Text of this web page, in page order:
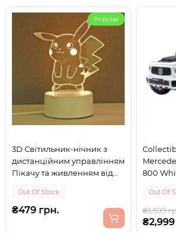
Popular
3D Світильник-нічник з
дистанційним управлінням
Пікачу та живленням від
кольорів
Out Of Stock
₴479 грн.
800
Out Of
₴3,599